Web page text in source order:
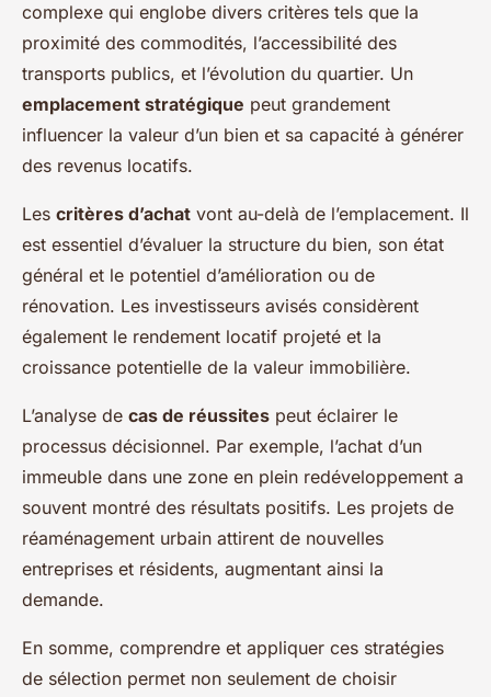
complexe qui englobe divers critères tels que la
proximité des commodités, l’accessibilité des
transports publics, et l’évolution du quartier. Un
emplacement stratégique peut grandement
influencer la valeur d’un bien et sa capacité à générer
des revenus locatifs.
Les critères d’achat vont au-delà de l’emplacement. Il
est essentiel d’évaluer la structure du bien, son état
général et le potentiel d’amélioration ou de
rénovation. Les investisseurs avisés considèrent
également le rendement locatif projeté et la
croissance potentielle de la valeur immobilière.
L’analyse de cas de réussites peut éclairer le
processus décisionnel. Par exemple, l’achat d’un
immeuble dans une zone en plein redéveloppement a
souvent montré des résultats positifs. Les projets de
réaménagement urbain attirent de nouvelles
entreprises et résidents, augmentant ainsi la
demande.
En somme, comprendre et appliquer ces stratégies
de sélection permet non seulement de choisir